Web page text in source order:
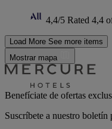
4,4/5 Rated 4,4
Load More See more items
Mostrar mapa
Benefíciate de ofertas
Suscríbete a nuestro boletín